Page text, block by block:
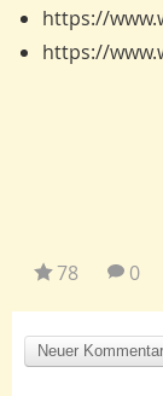
https://
https://
78 0